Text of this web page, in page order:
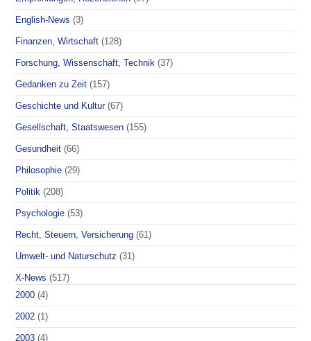
English-News (3)
Finanzen, Wirtschaft (128)
Forschung, Wissenschaft, Technik (37)
Gedanken zu Zeit (157)
Geschichte und Kultur (67)
Gesellschaft, Staatswesen (155)
Gesundheit (66)
Philosophie (29)
Politik (208)
Psychologie (53)
Recht, Steuern, Versicherung (61)
Umwelt- und Naturschutz (31)
X-News (517)
2000 (4)
2002 (1)
2003 (4)